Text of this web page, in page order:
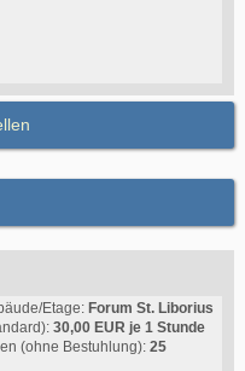
Etage: Forum St. Liborius
30,00 EUR je 1 Stunde
(ohne Bestuhlung): 25